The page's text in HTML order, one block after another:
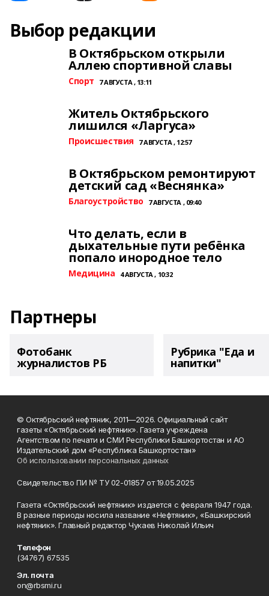
Выбор редакции
В Октябрьском открыли
Аллею спортивной славы
Спорт 7 АВГУСТА , 13:11
Житель Октябрьского
лишился «Ларгуса»
Происшествия 7 АВГУСТА , 12:57
В Октябрьском ремонтируют
детский сад «Веснянка»
Благоустройство 7 АВГУСТА , 09:40
Что делать, если в
дыхательные пути ребёнка
попало инородное тело
Медицина 4 АВГУСТА , 10:32
Партнеры
Фотобанк
журналистов РБ
Рубрика "Еда и
напитки"
© Октябрьский нефтяник, 2011—2026. Официальный сайт
газеты «Октябрьский нефтяник». Газета учреждена
Агентством по печати и СМИ Республики Башкортостан и АО
Издательский дом «Республика Башкортостан»
Об использовании персональных данных
Свидетельство ПИ № ТУ 02-01857 от 19.05.2025
Газета «Октябрьский нефтяник» издается с февраля 1947 года.
В разные периоды носила название «Нефтяник», «Башкирский
нефтяник». Главный редактор Чукаев Николай Ильич
Телефон
(34767) 67535
Эл. почта
on@rbsmi.ru